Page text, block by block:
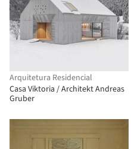
Arquitetura Residencial
Casa Viktoria / Architekt Andreas
Gruber